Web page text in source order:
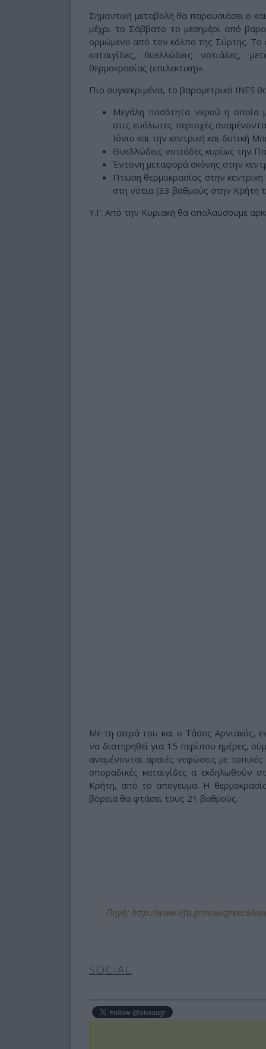
Σημαντική μεταβολή θα παρουσιάσει ο
μέχρι το Σάββατο το μεσημέρι από
ορμώμενο από τον κόλπο της Σύρτης. Το
καταιγίδες, θυελλώδεις νοτιάδες,
θερμοκρασίας (επιλεκτική)».
Πιο συγκεκριμένα, το βαρομετρικό INES
Μεγάλη ποσότητα νερού η οποία
στις ευάλωτες περιοχές
Ιόνιο και την κεντρική και δυτική
Θυελλώδεις νοτιάδες κυρίως την
Έντονη μεταφορά σκόνης στην
Πτώση θερμοκρασίας στην
στη νότια (33 βαθμούς στην Κρήτη
Υ.Γ: Από την Κυριακή θα απολαύσουμε
Με τη σειρά του και ο Τάσος Αρνιακός,
να διατηρηθεί για 15 περίπου ημέρες,
αναμένονται αραιές νεφώσεις με
σποραδικές καταιγίδες α εκδηλωθούν
Κρήτη, από το απόγευμα. Η
βόρεια θα φτάσει τους 21 βαθμούς.
Πηγή: http://www.lifo.gr/now/greece/
SOCIAL